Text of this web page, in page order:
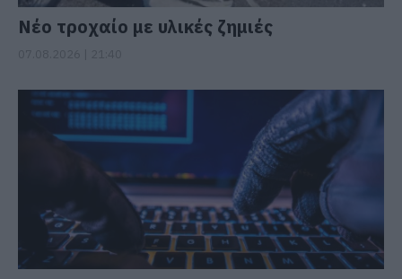
Νέο τροχαίο με υλικές ζημιές